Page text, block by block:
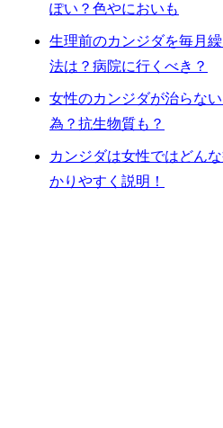
ぽい？色やにおいも
生理前のカンジダを毎月
法は？病院に行くべき？
女性のカンジダが治らな
為？抗生物質も？
カンジダは女性ではどん
かりやすく説明！